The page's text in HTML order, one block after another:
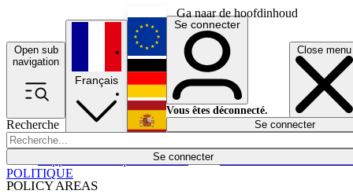
Ga naar de hoofdinhoud
Open sub
navigation
Close menu
Recherche
Se connecter
POLICY AREAS
Économie
Français
English
Deutsch
Español
Se connecter
Vous êtes déconnecté.
Se connecter
POLITIQUE